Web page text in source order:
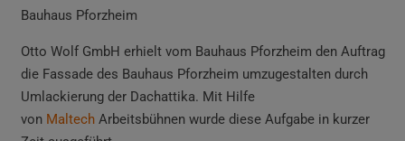
Bauhaus Pforzheim
Otto Wolf GmbH erhielt vom Bauhaus Pforzheim den Auftrag
die Fassade des Bauhaus Pforzheim umzugestalten durch
Umlackierung der Dachattika. Mit Hilfe
von MaltechArbeitsbühnen wurde diese Aufgabe in kurzer